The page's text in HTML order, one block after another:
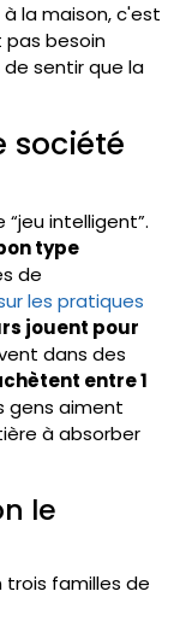
la maison, c'est
pas besoin
sentir que la
société
intelligent”.
type
de
les pratiques
jouent pour
dans des
entre 1
gens aiment
à absorber
le
familles de